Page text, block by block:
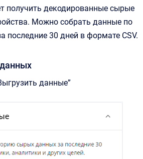
получить декодированные сырые
Можно собрать данные по
30 дней в формате CSV.
данные”